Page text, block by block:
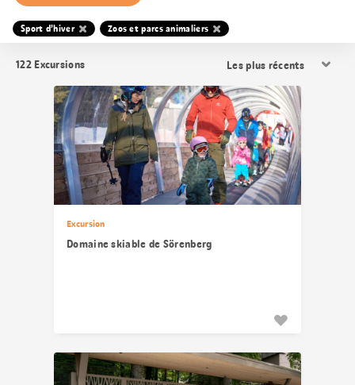
Sport d’hiver Zoos et parcs animaliers
122 Excursions
les
résultats
Excursion
Domaine skiable de Sörenberg